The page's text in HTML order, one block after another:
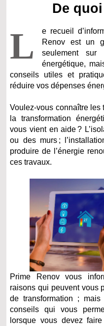
De
L
e recueil
Renov est un
seulement sur
énergétique,
conseils utiles et
réduire vos dépenses
Voulez-vous connaître les
la transformation
vous vient en aide ?
ou des murs ;
produire de l’énergie
ces travaux.
Prime Renov vous
raisons qui peuvent vous
de transformation ;
conseils qui vous
lorsque vous devez